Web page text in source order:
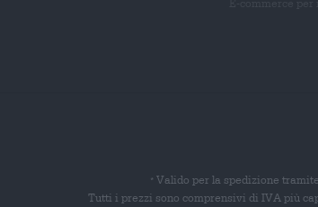
* Valido per la spedizione
Tutti i prezzi sono comprensivi di IVA più